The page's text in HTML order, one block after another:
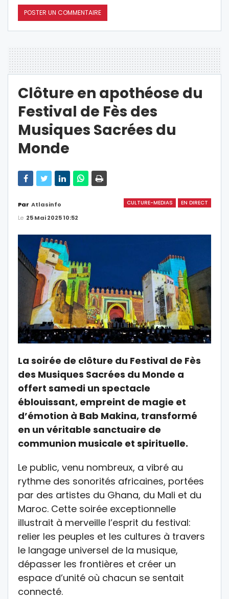
Clôture en apothéose du
Festival de Fès des
Musiques Sacrées du
Monde
CULTURE-MEDIAS EN DIRECT
Par Atlasinfo
Le 25 Mai 2025 10:52
La soirée de clôture du Festival de Fès
des Musiques Sacrées du Monde a
offert samedi un spectacle
éblouissant, empreint de magie et
d’émotion à Bab Makina, transformé
en un véritable sanctuaire de
communion musicale et spirituelle.
Le public, venu nombreux, a vibré au
rythme des sonorités africaines, portées
par des artistes du Ghana, du Mali et du
Maroc. Cette soirée exceptionnelle
illustrait à merveille l’esprit du festival:
relier les peuples et les cultures à travers
le langage universel de la musique,
dépasser les frontières et créer un
espace d’unité où chacun se sentait
connecté.